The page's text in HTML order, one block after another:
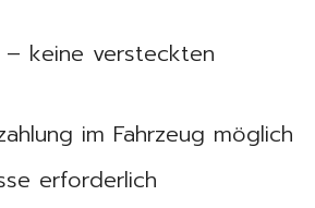
– keine versteckten
im Fahrzeug möglich
erforderlich